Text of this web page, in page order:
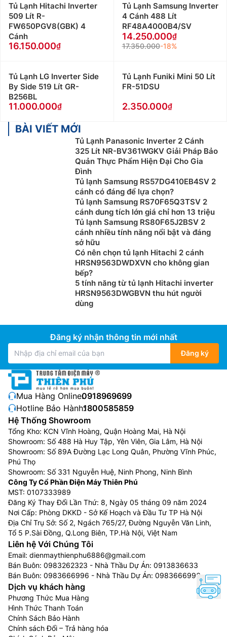
Tủ Lạnh Hitachi Inverter
509 Lít R-
FW650PGV8(GBK) 4
Cánh
16.150.000
Tủ Lạnh Samsung Inverter
4 Cánh 488 Lít
RF48A4000B4/SV
14.250.000
17.350.000-18%
Tủ Lạnh LG Inverter Side
By Side 519 Lít GR-
B256BL
11.000.000
Tủ Lạnh Funiki Mini 50 Lít
FR-51DSU
2.350.000
BÀI VIẾT MỚI
Tủ Lạnh Panasonic Inverter 2 Cánh
325 Lít NR-BV361WGKV Giải Pháp Bảo
Quản Thực Phẩm Hiện Đại Cho Gia
Đình
Tủ lạnh Samsung RS57DG410EB4SV 2
cánh có đáng để lựa chọn?
Tủ lạnh Samsung RS70F65Q3TSV 2
cánh dung tích lớn giá chỉ hơn 13 triệu
Tủ lạnh Samsung RS80F65J2BSV 2
cánh nhiều tính năng nổi bật và đáng
sở hữu
Có nên chọn tủ lạnh Hitachi 2 cánh
HRSN9563DWDXVN cho không gian
bếp?
5 tính năng từ tủ lạnh Hitachi inverter
HRSN9563DWGBVN thu hút người
dùng
Đăng ký nhận thông tin mới nhất
Đăng ký
Mua Hàng Online:0918969699
Hotline Bảo Hành:1800585859
Hệ Thống Showroom
Tổng Kho: KCN Vĩnh Hoàng, Quận Hoàng Mai, Hà Nội
Showroom: Số 488 Hà Huy Tập, Yên Viên, Gia Lâm, Hà Nội
Showroom: Số 89A Đường Lạc Long Quân, Phường Vĩnh Phúc,
Phú Thọ
Showroom: Số 331 Nguyễn Huệ, Ninh Phong, Ninh Bình
Công Ty Cổ Phần Điện Máy Thiên Phú
MST: 0107333989
Đăng Ký Thay Đổi Lần Thứ: 8, Ngày 05 tháng 09 năm 2024
Nơi Cấp: Phòng DKKD - Sở Kế Hoạch và Đầu Tư TP Hà Nội
Địa Chỉ Trụ Sở: Số 2, Ngách 765/27, Đường Nguyễn Văn Linh,
Tổ 5 P.Sài Đồng, Q.Long Biên, TP.Hà Nội, Việt Nam
Liên hệ Với Chúng Tôi
Email: dienmaythienphu6886@gmail.com
Bán Buôn: 0983262323 - Nhà Thầu Dự Án: 0913836633
Bán Buôn: 0983666996 - Nhà Thầu Dự Án: 0983666996
Dịch vụ khách hàng
Phương Thức Mua Hàng
Hình Thức Thanh Toán
Chính Sách Bảo Hành
Chính sách Đổi – Trả hàng hóa